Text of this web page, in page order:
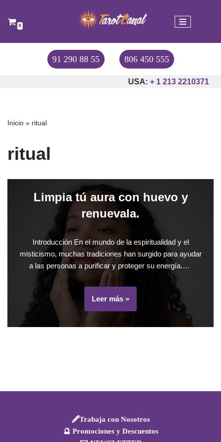
Saltar
0
91 290 88 55 806 450 555
USA:+ 1 213 2210371
Inicio » ritual
ritual
Limpia tú aura con huevo y
renuevala.
Introducción En el mundo de la espiritualidad y el
misticismo, muchas tradiciones han surgido para ayudar
a las personas a purificar y proteger su energía.…
Leer más »
🖋️Trabaja con Nosotros
🔮 Promociones y Descuentos